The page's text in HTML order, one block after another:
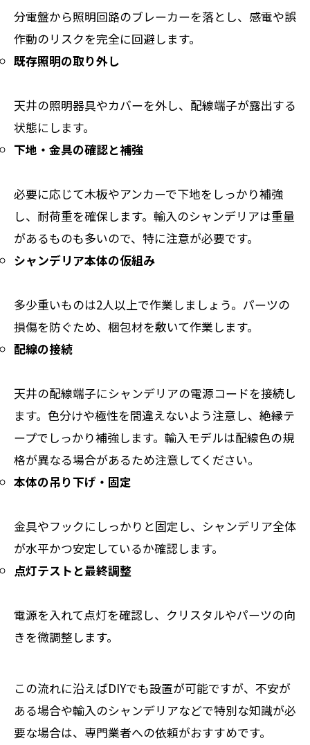
分電盤から照明回路のブレーカーを落とし、感電や誤
作動のリスクを完全に回避します。
既存照明の取り外し
天井の照明器具やカバーを外し、配線端子が露出する
状態にします。
下地・金具の確認と補強
必要に応じて木板やアンカーで下地をしっかり補強
し、耐荷重を確保します。輸入のシャンデリアは重量
があるものも多いので、特に注意が必要です。
シャンデリア本体の仮組み
多少重いものは2人以上で作業しましょう。パーツの
損傷を防ぐため、梱包材を敷いて作業します。
配線の接続
天井の配線端子にシャンデリアの電源コードを接続し
ます。色分けや極性を間違えないよう注意し、絶縁テ
ープでしっかり補強します。輸入モデルは配線色の規
格が異なる場合があるため注意してください。
本体の吊り下げ・固定
金具やフックにしっかりと固定し、シャンデリア全体
が水平かつ安定しているか確認します。
点灯テストと最終調整
電源を入れて点灯を確認し、クリスタルやパーツの向
きを微調整します。
この流れに沿えばDIYでも設置が可能ですが、不安が
ある場合や輸入のシャンデリアなどで特別な知識が必
要な場合は、専門業者への依頼がおすすめです。